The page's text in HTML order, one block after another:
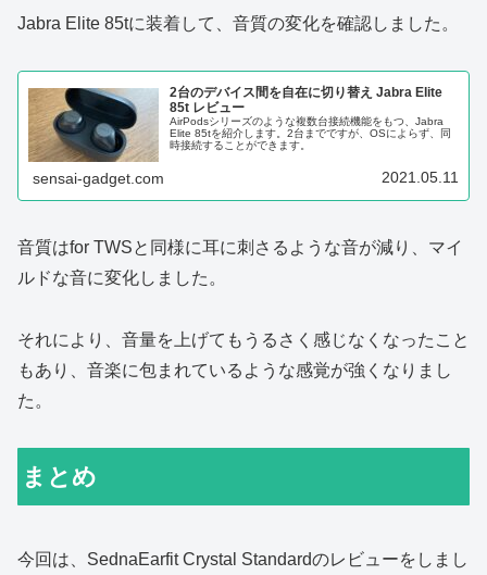
Jabra Elite 85tに装着して、音質の変化を確認しました。
2台のデバイス間を自在に切り替え Jabra Elite
85t レビュー
AirPodsシリーズのような複数台接続機能をもつ、Jabra
Elite 85tを紹介します。2台までですが、OSによらず、同
時接続することができます。
sensai-gadget.com 2021.05.11
音質はfor TWSと同様に耳に刺さるような音が減り、マイ
ルドな音に変化しました。
それにより、音量を上げてもうるさく感じなくなったこと
もあり、音楽に包まれているような感覚が強くなりまし
た。
まとめ
今回は、SednaEarfit Crystal Standardのレビューをしまし